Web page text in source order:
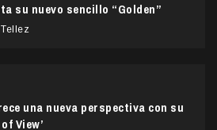
su nuevo sencillo “Golden”
una nueva perspectiva con su
View’